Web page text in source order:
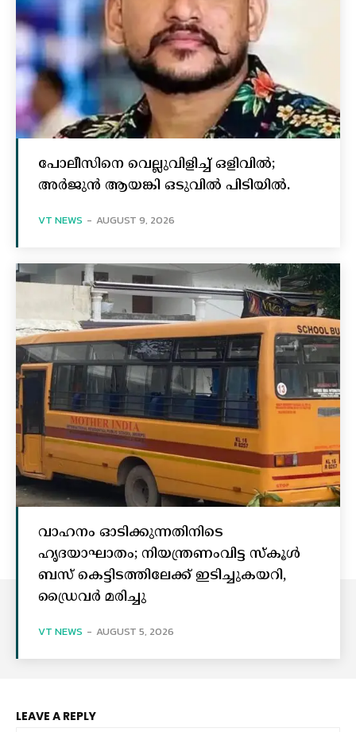
പോലീസിനെ വെല്ലുവിളിച്ച്‌ ഒളിവില്‍;
അര്‍ജുന്‍ ആയങ്കി ഒടുവില്‍ പിടിയില്‍.
VT NEWS - AUGUST 9, 2026
വാഹനം ഓടിക്കുന്നതിനിടെ
ഹൃദയാഘാതം; നിയന്ത്രണംവിട്ട സ്കൂൾ
ബസ് കെട്ടിടത്തിലേക്ക് ഇടിച്ചുകയറി,
ഡ്രൈവർ മരിച്ചു
VT NEWS - AUGUST 5, 2026
LEAVE A REPLY